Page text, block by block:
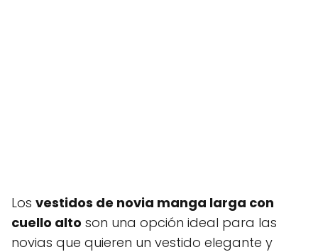
Los vestidos de novia manga larga con
cuello alto son una opción ideal para las
novias que quieren un vestido elegante y